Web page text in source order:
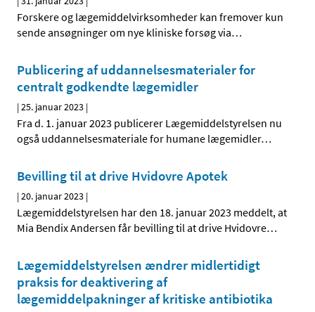
Forskere og lægemiddelvirksomheder kan fremover kun
sende ansøgninger om nye kliniske forsøg via…
Publicering af uddannelsesmaterialer for
centralt godkendte lægemidler
|25. januar 2023 |
Fra d. 1. januar 2023 publicerer Lægemiddelstyrelsen nu
også uddannelsesmateriale for humane lægemidler…
Bevilling til at drive Hvidovre Apotek
|20. januar 2023 |
Lægemiddelstyrelsen har den 18. januar 2023 meddelt, at
Mia Bendix Andersen får bevilling til at drive Hvidovre…
Lægemiddelstyrelsen ændrer midlertidigt
praksis for deaktivering af
lægemiddelpakninger af kritiske antibiotika